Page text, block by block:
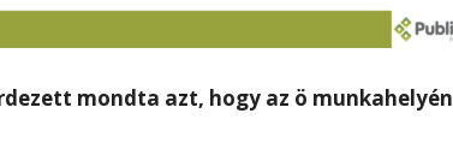
mondta azt, hogy az ö munkahelyén